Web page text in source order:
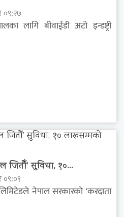
०९:२७
लागि बीवाईडी अटो इन्डष्ट्री
जितौँ’ सुविधा, १०...
०९:०९
नेपाल सरकारको ‘करदाता